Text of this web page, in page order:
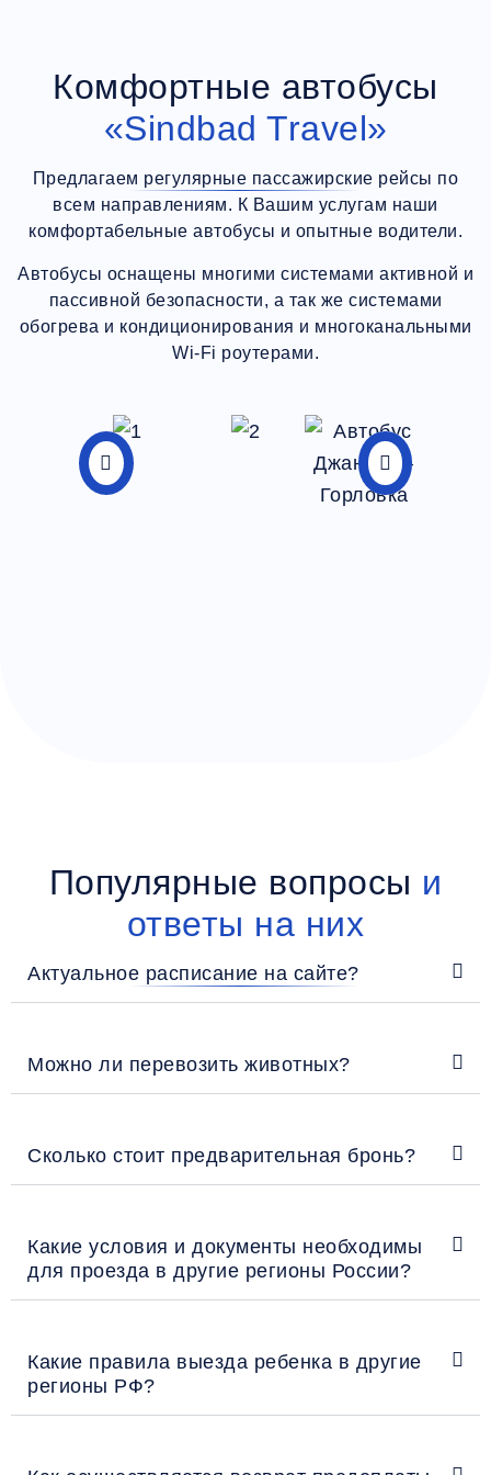
Комфортные автобусы
«Sindbad Travel»
Предлагаем регулярные пассажирские рейсы по
всем направлениям. К Вашим услугам наши
комфортабельные автобусы и опытные водители.
Автобусы оснащены многими системами активной и
пассивной безопасности, а так же системами
обогрева и кондиционирования и многоканальными
Wi-Fi роутерами.
Популярные вопросы и
ответы на них
Актуальное расписание на сайте?
Можно ли перевозить животных?
Сколько стоит предварительная бронь?
Какие условия и документы необходимы
для проезда в другие регионы России?
Какие правила выезда ребенка в другие
регионы РФ?